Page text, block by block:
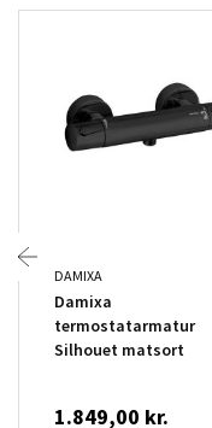
DAMIXA
Damixa
termostatarmatur
Silhouet matsort
1.849,00 kr.